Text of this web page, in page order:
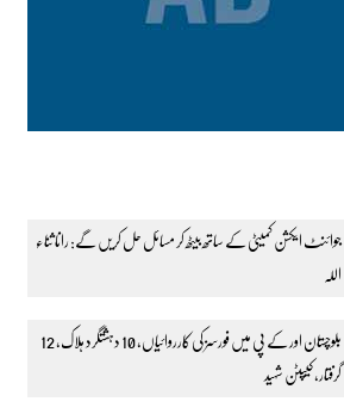
جوائنٹ ایکشن کمیٹی کے ساتھ بیٹھ کر مسائل حل کریں گے: رانا ثناء
اللہ
بلوچستان اور کے پی میں فورسز کی کارروائیاں، 10 دہشتگرد ہلاک، 12
گرفتار، کیپٹن شہید